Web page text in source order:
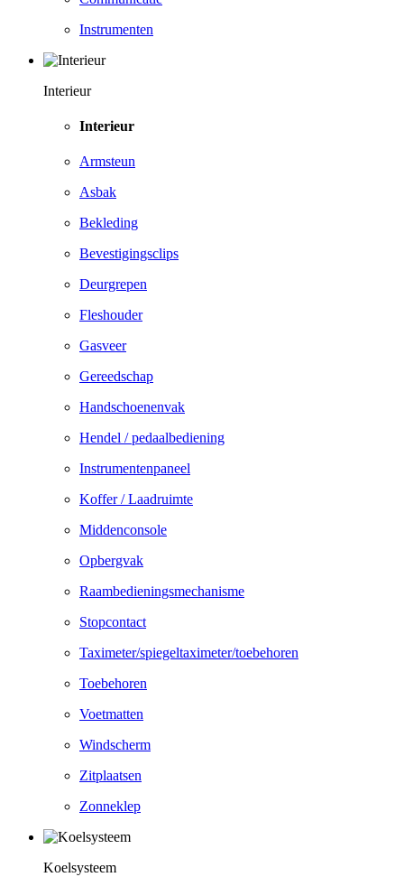
Instrumenten
Interieur
Interieur
Armsteun
Asbak
Bekleding
Bevestigingsclips
Deurgrepen
Fleshouder
Gasveer
Gereedschap
Handschoenenvak
Hendel / pedaalbediening
Instrumentenpaneel
Koffer / Laadruimte
Middenconsole
Opbergvak
Raambedieningsmechanisme
Stopcontact
Taximeter/spiegeltaximeter/toebehoren
Toebehoren
Voetmatten
Windscherm
Zitplaatsen
Zonneklep
Koelsysteem